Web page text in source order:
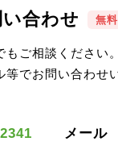
合わせ 無料
もご相談ください
等でお問い合わせ
メール